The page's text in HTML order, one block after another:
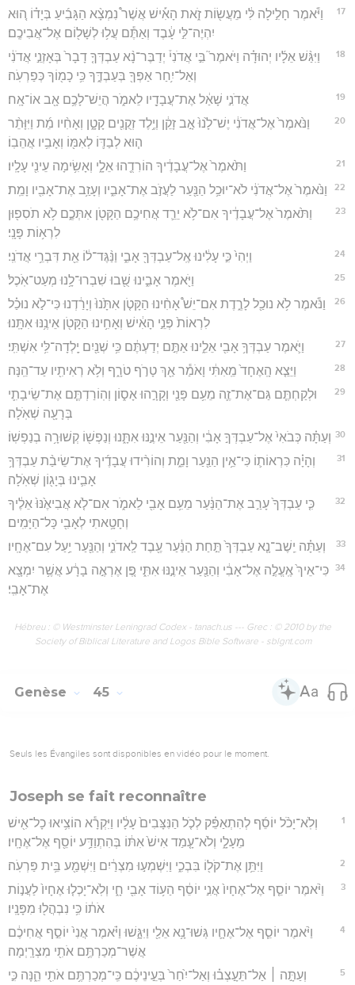
17
וַיֹּ֕אמֶר חָלִ֣ילָה לִּ֔י מֵעֲשׂ֖וֹת זֹ֑את הָאִ֡ישׁ אֲשֶׁר֩ נִמְצָ֨א הַגָּבִ֜יעַ בְּיָד֗וֹ ה֚וּא
יִהְיֶה־לִּ֣י עָ֔בֶד וְאַתֶּ֕ם עֲל֥וּ לְשָׁל֖וֹם אֶל־אֲבִיכֶֽם׃
18
וַיִּגַּ֨שׁ אֵלָ֜יו יְהוּדָ֗ה וַיֹּאמֶר֮ בִּ֣י אֲדֹנִי֒ יְדַבֶּר־נָ֨א עַבְדְּךָ֤ דָבָר֙ בְּאָזְנֵ֣י אֲדֹנִ֔י
וְאַל־יִ֥חַר אַפְּךָ֖ בְּעַבְדֶּ֑ךָ כִּ֥י כָמ֖וֹךָ כְּפַרְעֹֽה׃
19 אֲדֹנִ֣י שָׁאַ֔ל אֶת־עֲבָדָ֖יו לֵאמֹ֑ר הֲיֵשׁ־לָכֶ֥ם אָ֖ב אוֹ־אָֽח׃
20
וַנֹּ֙אמֶר֙ אֶל־אֲדֹנִ֔י יֶשׁ־לָ֙נוּ֙ אָ֣ב זָקֵ֔ן וְיֶ֥לֶד זְקֻנִ֖ים קָטָ֑ן וְאָחִ֨יו מֵ֜ת וַיִּוָּתֵ֨ר
ה֧וּא לְבַדּ֛וֹ לְאִמּ֖וֹ וְאָבִ֥יו אֲהֵבֽוֹ׃
21 וַתֹּ֙אמֶר֙ אֶל־עֲבָדֶ֔יךָ הוֹרִדֻ֖הוּ אֵלָ֑י וְאָשִׂ֥ימָה עֵינִ֖י עָלָֽיו׃
22 וַנֹּ֙אמֶר֙ אֶל־אֲדֹנִ֔י לֹא־יוּכַ֥ל הַנַּ֖עַר לַעֲזֹ֣ב אֶת־אָבִ֑יו וְעָזַ֥ב אֶת־אָבִ֖יו וָמֵֽת׃
23
וַתֹּ֙אמֶר֙ אֶל־עֲבָדֶ֔יךָ אִם־לֹ֥א יֵרֵ֛ד אֲחִיכֶ֥ם הַקָּטֹ֖ן אִתְּכֶ֑ם לֹ֥א תֹסִפ֖וּן
לִרְא֥וֹת פָּנָֽי׃
24 וַיְהִי֙ כִּ֣י עָלִ֔ינוּ אֶֽל־עַבְדְּךָ֖ אָבִ֑י וַנַּ֨גֶּד־ל֔וֹ אֵ֖ת דִּבְרֵ֥י אֲדֹנִֽי׃
25 וַיֹּ֖אמֶר אָבִ֑ינוּ שֻׁ֖בוּ שִׁבְרוּ־לָ֥נוּ מְעַט־אֹֽכֶל׃
26
וַנֹּ֕אמֶר לֹ֥א נוּכַ֖ל לָרֶ֑דֶת אִם־יֵשׁ֩ אָחִ֨ינוּ הַקָּטֹ֤ן אִתָּ֙נוּ֙ וְיָרַ֔דְנוּ כִּי־לֹ֣א נוּכַ֗ל
לִרְאוֹת֙ פְּנֵ֣י הָאִ֔ישׁ וְאָחִ֥ינוּ הַקָּטֹ֖ן אֵינֶ֥נּוּ אִתָּֽנוּ׃
27 וַיֹּ֛אמֶר עַבְדְּךָ֥ אָבִ֖י אֵלֵ֑ינוּ אַתֶּ֣ם יְדַעְתֶּ֔ם כִּ֥י שְׁנַ֖יִם יָֽלְדָה־לִּ֥י אִשְׁתִּֽי׃
28 וַיֵּצֵ֤א הָֽאֶחָד֙ מֵֽאִתִּ֔י וָאֹמַ֕ר אַ֖ךְ טָרֹ֣ף טֹרָ֑ף וְלֹ֥א רְאִיתִ֖יו עַד־הֵֽנָּה׃
29
וּלְקַחְתֶּ֧ם גַּם־אֶת־זֶ֛ה מֵעִ֥ם פָּנַ֖י וְקָרָ֣הוּ אָס֑וֹן וְהֽוֹרַדְתֶּ֧ם אֶת־שֵׂיבָתִ֛י
בְּרָעָ֖ה שְׁאֹֽלָה׃
30 וְעַתָּ֗ה כְּבֹאִי֙ אֶל־עַבְדְּךָ֣ אָבִ֔י וְהַנַּ֖עַר אֵינֶ֣נּוּ אִתָּ֑נוּ וְנַפְשׁ֖וֹ קְשׁוּרָ֥ה בְנַפְשֽׁוֹ׃
31
וְהָיָ֗ה כִּרְאוֹת֛וֹ כִּי־אֵ֥ין הַנַּ֖עַר וָמֵ֑ת וְהוֹרִ֨ידוּ עֲבָדֶ֜יךָ אֶת־שֵׂיבַ֨ת עַבְדְּךָ֥
אָבִ֛ינוּ בְּיָג֖וֹן שְׁאֹֽלָה׃
32
כִּ֤י עַבְדְּךָ֙ עָרַ֣ב אֶת־הַנַּ֔עַר מֵעִ֥ם אָבִ֖י לֵאמֹ֑ר אִם־לֹ֤א אֲבִיאֶ֙נּוּ֙ אֵלֶ֔יךָ
וְחָטָ֥אתִי לְאָבִ֖י כָּל־הַיָּמִֽים׃
33 וְעַתָּ֗ה יֵֽשֶׁב־נָ֤א עַבְדְּךָ֙ תַּ֣חַת הַנַּ֔עַר עֶ֖בֶד לַֽאדֹנִ֑י וְהַנַּ֖עַר יַ֥עַל עִם־אֶחָֽיו׃
34
כִּי־אֵיךְ֙ אֶֽעֱלֶ֣ה אֶל־אָבִ֔י וְהַנַּ֖עַר אֵינֶ֣נּוּ אִתִּ֑י פֶּ֚ן אֶרְאֶ֣ה בָרָ֔ע אֲשֶׁ֥ר יִמְצָ֖א
אֶת־אָבִֽי׃
Hébreu : © Westminster Leningrad Codex - tanach.us --- Grec : © 2010 by the
Society of Biblical Literature and Logos Bible Software - sblgnt.com
Genèse 45
Seuls les Évangiles sont disponibles en vidéo pour le moment.
Joseph se fait reconnaître
1
וְלֹֽא־יָכֹ֨ל יוֹסֵ֜ף לְהִתְאַפֵּ֗ק לְכֹ֤ל הַנִּצָּבִים֙ עָלָ֔יו וַיִּקְרָ֕א הוֹצִ֥יאוּ כָל־אִ֖ישׁ
מֵעָלָ֑י וְלֹא־עָ֤מַד אִישׁ֙ אִתּ֔וֹ בְּהִתְוַדַּ֥ע יוֹסֵ֖ף אֶל־אֶחָֽיו׃
2 וַיִּתֵּ֥ן אֶת־קֹל֖וֹ בִּבְכִ֑י וַיִּשְׁמְע֣וּ מִצְרַ֔יִם וַיִּשְׁמַ֖ע בֵּ֥ית פַּרְעֹֽה׃
3
וַיֹּ֨אמֶר יוֹסֵ֤ף אֶל־אֶחָיו֙ אֲנִ֣י יוֹסֵ֔ף הַע֥וֹד אָבִ֖י חָ֑י וְלֹֽא־יָכְל֤וּ אֶחָיו֙ לַעֲנ֣וֹת
אֹת֔וֹ כִּ֥י נִבְהֲל֖וּ מִפָּנָֽיו׃
4
וַיֹּ֨אמֶר יוֹסֵ֧ף אֶל־אֶחָ֛יו גְּשׁוּ־נָ֥א אֵלַ֖י וַיִּגָּ֑שׁוּ וַיֹּ֗אמֶר אֲנִי֙ יוֹסֵ֣ף אֲחִיכֶ֔ם
אֲשֶׁר־מְכַרְתֶּ֥ם אֹתִ֖י מִצְרָֽיְמָה׃
5
וְעַתָּ֣ה ׀ אַל־תֵּעָ֣צְב֗וּ וְאַל־יִ֙חַר֙ בְּעֵ֣ינֵיכֶ֔ם כִּֽי־מְכַרְתֶּ֥ם אֹתִ֖י הֵ֑נָּה כִּ֣י